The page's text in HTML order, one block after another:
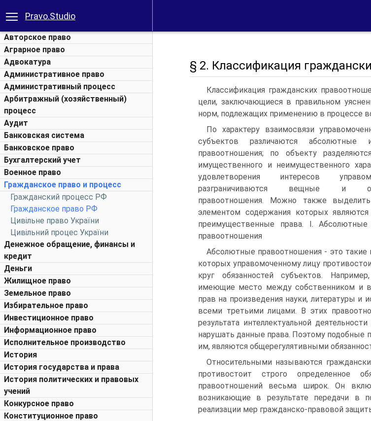
Pravo.Studio
Авторское право
Аграрное право
Адвокатура
Административное право
Административный процесс
Арбитражный (хозяйственный)
процесс
Аудит
Банковская система
Банковское право
Бухгалтерский учет
Военное право
Гражданское право и процесс
Гражданский процесс РФ
Гражданское право РФ
Цивільне право України
Цивільний процес України
Денежное обращение, финансы и
кредит
Деньги
Жилищное право
Земельное право
Избирательное право
Инвестиционное право
Информационное право
Исполнительное производство
История
История государства и права
История политических и правовых
учений
Конкурсное право
Конституционное право
§ 2. Классификация
Классификация гражданских
цели, заключающиеся в правильном
норм, подлежащих применению в процессе
По характеру взаимосвязи
субъектов различаются абсолютные
правоотношения; по объекту
имущественного и неимущественного
удовлетворения интересов
разграничиваются вещные и
правоотношения. Можно также
элементом содержания которых
преимущественные права. I. Абсолютные
правоотношения
Абсолютные правоотношения - это такие
которых управомоченному лицу
круг обязанностей субъектов.
имеющие место между собственником и
прав на произведения науки, литературы и
всеми третьими лицами. В этих
результата интеллектуальной
нарушать данные права. Поэтому подобные
им, являются общерегулятивными
Относительными называются
противостоит строго определенное
правоотношений весьма широк. Он
возникающие в результате передачи в
реализации мер гражданско-правовой